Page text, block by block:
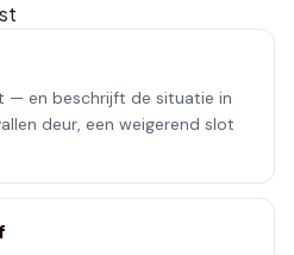
— en beschrijft de situatie in
deur, een weigerend slot